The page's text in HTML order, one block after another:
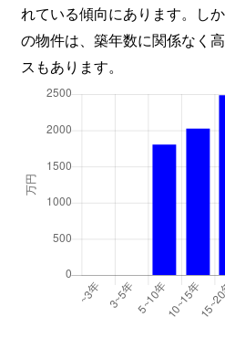
れている傾向にあります。し
の物件は、築年数に関係なく
スもあります。